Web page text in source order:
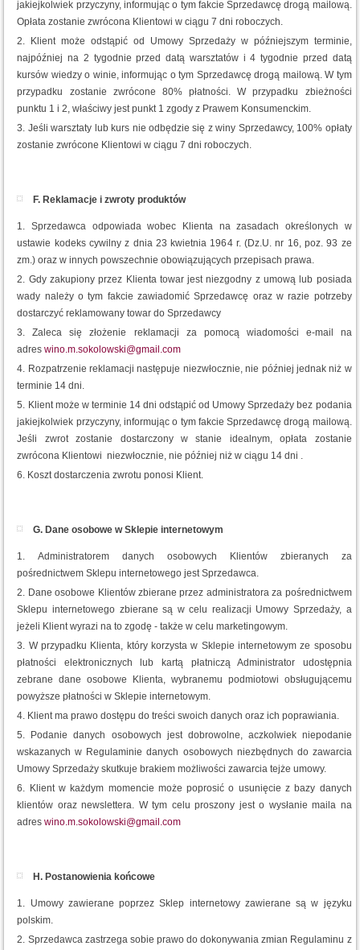
jakiejkolwiek przyczyny, informując o tym fakcie Sprzedawcę drogą mailową.
Opłata zostanie zwrócona Klientowi w ciągu 7 dni roboczych.
Klient może odstąpić od Umowy Sprzedaży w późniejszym terminie,
najpóźniej na 2 tygodnie przed datą warsztatów i 4 tygodnie przed datą
kursów wiedzy o winie, informując o tym Sprzedawcę drogą mailową. W tym
przypadku zostanie zwrócone 80% płatności. W przypadku zbieżności
punktu 1 i 2, właściwy jest punkt 1 zgody z Prawem Konsumenckim.
Jeśli warsztaty lub kurs nie odbędzie się z winy Sprzedawcy, 100% opłaty
zostanie zwrócone Klientowi w ciągu 7 dni roboczych.
F. Reklamacje i zwroty produktów
Sprzedawca odpowiada wobec Klienta na zasadach określonych w
ustawie kodeks cywilny z dnia 23 kwietnia 1964 r. (Dz.U. nr 16, poz. 93 ze
zm.) oraz w innych powszechnie obowiązujących przepisach prawa.
Gdy zakupiony przez Klienta towar jest niezgodny z umową lub posiada
wady należy o tym fakcie zawiadomić Sprzedawcę oraz w razie potrzeby
dostarczyć reklamowany towar do Sprzedawcy
Zaleca się złożenie reklamacji za pomocą wiadomości e-mail na
adreswino.m.sokolowski@gmail.com
Rozpatrzenie reklamacji następuje niezwłocznie, nie później jednak niż w
terminie 14 dni.
Klient może w terminie 14 dni odstąpić od Umowy Sprzedaży bez podania
jakiejkolwiek przyczyny, informując o tym fakcie Sprzedawcę drogą mailową.
Jeśli zwrot zostanie dostarczony w stanie idealnym, opłata zostanie
zwrócona Klientowi niezwłocznie, nie później niż w ciągu 14 dni .
Koszt dostarczenia zwrotu ponosi Klient.
G. Dane osobowe w Sklepie internetowym
Administratorem danych osobowych Klientów zbieranych za
pośrednictwem Sklepu internetowego jest Sprzedawca.
Dane osobowe Klientów zbierane przez administratora za pośrednictwem
Sklepu internetowego zbierane są w celu realizacji Umowy Sprzedaży, a
jeżeli Klient wyrazi na to zgodę - także w celu marketingowym.
W przypadku Klienta, który korzysta w Sklepie internetowym ze sposobu
płatności elektronicznych lub kartą płatniczą Administrator udostępnia
zebrane dane osobowe Klienta, wybranemu podmiotowi obsługującemu
powyższe płatności w Sklepie internetowym.
Klient ma prawo dostępu do treści swoich danych oraz ich poprawiania.
Podanie danych osobowych jest dobrowolne, aczkolwiek niepodanie
wskazanych w Regulaminie danych osobowych niezbędnych do zawarcia
Umowy Sprzedaży skutkuje brakiem możliwości zawarcia tejże umowy.
Klient w każdym momencie może poprosić o usunięcie z bazy danych
klientów oraz newslettera. W tym celu proszony jest o wysłanie maila na
adreswino.m.sokolowski@gmail.com
H. Postanowienia końcowe
Umowy zawierane poprzez Sklep internetowy zawierane są w języku
polskim.
Sprzedawca zastrzega sobie prawo do dokonywania zmian Regulaminu z